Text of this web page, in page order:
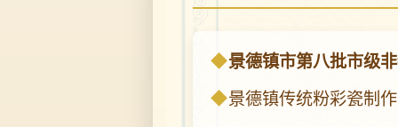
景德镇市第八批市级
景德镇传统粉彩瓷制